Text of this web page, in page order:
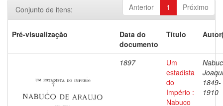
Anterior 1 Próximo
Conjunto de itens:
Pré-visualização
Data do
documento
Título
1897
Um
estadista
do
Império :
Nabuco
1849-
1910